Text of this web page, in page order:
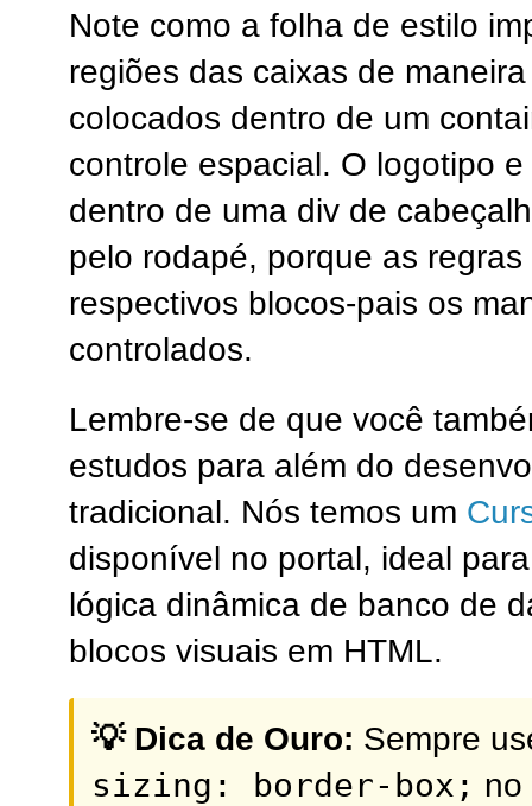
Note como a folha de estilo
regiões das caixas de
colocados dentro de um
controle espacial. O logotipo
dentro de uma div de
pelo rodapé, porque as
respectivos blocos-pais os
controlados.
Lembre-se de que você
estudos para além do
tradicional. Nós temos um
disponível no portal, ideal
lógica dinâmica de banco de
blocos visuais em HTML.
💡 Dica de Ouro: Sempre
sizing: border-box; no